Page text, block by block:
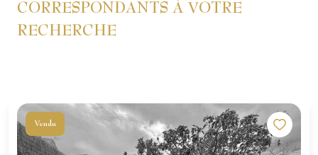
CORRESPONDANTS À VOTRE
RECHERCHE
Vendu